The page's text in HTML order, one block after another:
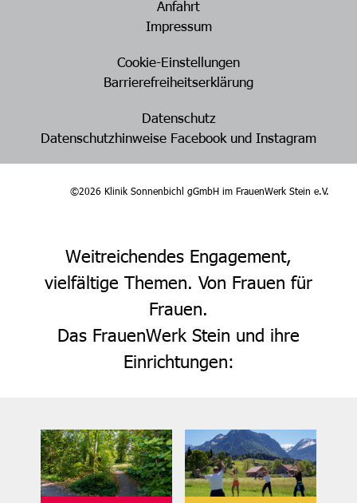
Anfahrt
Impressum
Cookie-Einstellungen
Barrierefreiheitserklärung
Datenschutz
Datenschutzhinweise Facebook und Instagram
©2026 Klinik Sonnenbichl gGmbH im FrauenWerk Stein e.V.
Weitreichendes Engagement,
vielfältige Themen. Von Frauen für
Frauen.
Das FrauenWerk Stein und ihre
Einrichtungen: